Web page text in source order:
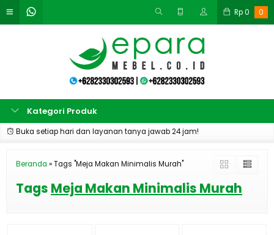
Rp0 0
Kategori Produk
Buka setiap hari dan layanan tanya jawab 24 jam!
Beranda »Tags "Meja Makan Minimalis Murah"
Tags Meja Makan Minimalis Murah